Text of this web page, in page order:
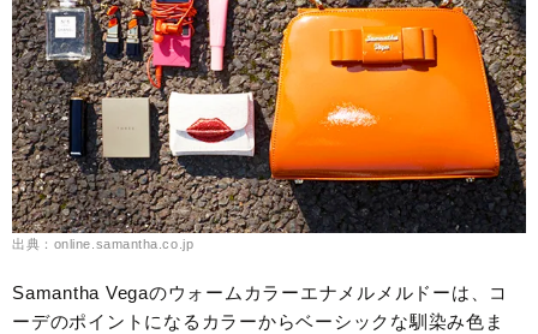
出典：online.samantha.co.jp
Samantha Vegaのウォームカラーエナメルメルドーは、コ
ーデのポイントになるカラーからベーシックな馴染み色ま